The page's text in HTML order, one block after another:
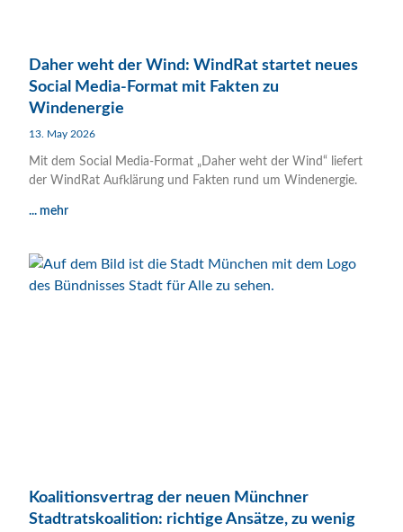
Daher weht der Wind: WindRat startet neues
Social Media-Format mit Fakten zu
Windenergie
13. May 2026
Mit dem Social Media-Format „Daher weht der Wind“ liefert
der WindRat Aufklärung und Fakten rund um Windenergie.
... mehr
Koalitionsvertrag der neuen Münchner
Stadtratskoalition: richtige Ansätze, zu wenig